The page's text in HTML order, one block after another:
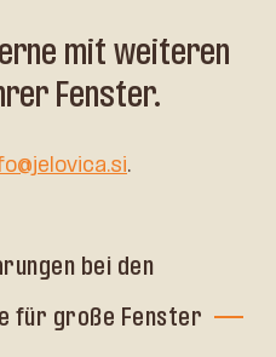
mit weiteren
Fenster.
.
bei den
für große Fenster